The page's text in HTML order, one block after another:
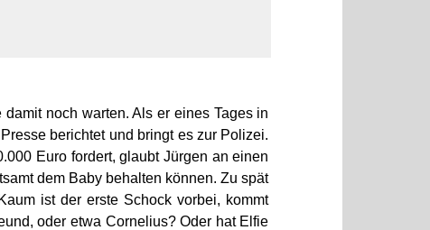
noch warten. Als er eines Tages in
berichtet und bringt es zur Polizei.
Euro fordert, glaubt Jürgen an einen
dem Baby behalten können. Zu spät
ist der erste Schock vorbei, kommt
oder etwa Cornelius? Oder hat Elfie